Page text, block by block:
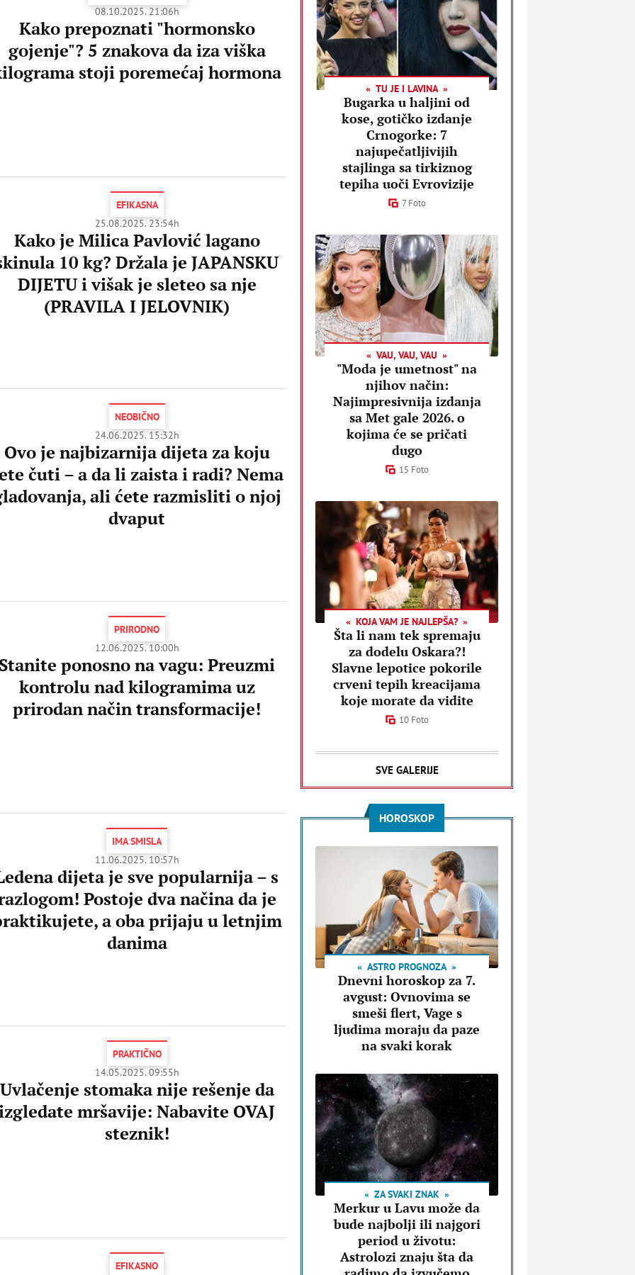
08.10.2025. 21:06h
Kako prepoznati "hormonsko
gojenje"? 5 znakova da iza viška
stoji poremećaj hormona
EFIKASNA
25.08.2025. 23:54h
Kako je Milica Pavlović lagano
10 kg? Držala je JAPANSKU
DIJETU i višak je sleteo sa nje
(PRAVILA I JELOVNIK)
NEOBIČNO
24.06.2025. 15:32h
Ovo je najbizarnija dijeta za koju
čuti – a da li zaista i radi? Nema
ali ćete razmisliti o njoj
dvaput
PRIRODNO
12.06.2025. 10:00h
ponosno na vagu: Preuzmi
kontrolu nad kilogramima uz
prirodan način transformacije!
IMA SMISLA
11.06.2025. 10:57h
dijeta je sve popularnija – s
Postoje dva načina da je
a oba prijaju u letnjim
danima
PRAKTIČNO
14.05.2025. 09:55h
Uvlačenje stomaka nije rešenje da
mršavije: Nabavite OVAJ
steznik!
EFIKASNO
TU JE I LAVINA
Bugarka u haljini od
kose, gotičko izdanje
Crnogorke: 7
najupečatljivijih
stajlinga sa tirkiznog
tepiha uoči Evrovizije
7 Foto
VAU, VAU, VAU
"Moda je umetnost" na
njihov način:
Najimpresivnija izdanja
sa Met gale 2026. o
kojima će se pričati
dugo
15 Foto
KOJA VAM JE NAJLEPŠA?
Šta li nam tek spremaju
za dodelu Oskara?!
Slavne lepotice pokorile
crveni tepih kreacijama
koje morate da vidite
10 Foto
SVE GALERIJE
HOROSKOP
ASTRO PROGNOZA
Dnevni horoskop za 7.
avgust: Ovnovima se
smeši flert, Vage s
ljudima moraju da paze
na svaki korak
ZA SVAKI ZNAK
Merkur u Lavu može da
bude najbolji ili najgori
period u životu:
Astrolozi znaju šta da